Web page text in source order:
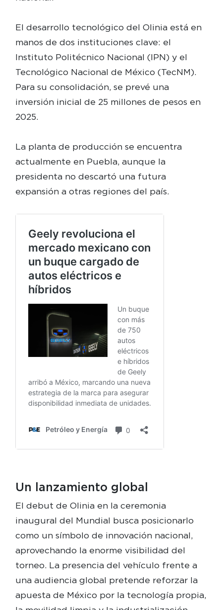
El desarrollo tecnológico del Olinia está en
manos de dos instituciones clave: el
Instituto Politécnico Nacional (IPN) y el
Tecnológico Nacional de México (TecNM).
Para su consolidación, se prevé una
inversión inicial de 25 millones de pesos en
2025.
La planta de producción se encuentra
actualmente en Puebla, aunque la
presidenta no descartó una futura
expansión a otras regiones del país.
Un lanzamiento global
El debut de Olinia en la ceremonia
inaugural del Mundial busca posicionarlo
como un símbolo de innovación nacional,
aprovechando la enorme visibilidad del
torneo. La presencia del vehículo frente a
una audiencia global pretende reforzar la
apuesta de México por la tecnología propia,